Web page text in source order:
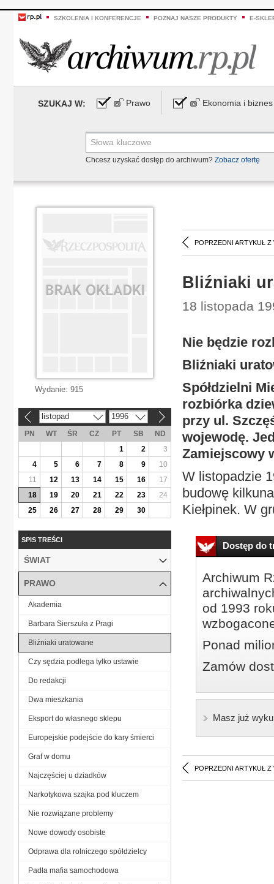
SZKOLENIA I KONFERENCJE POZNAJ NASZE PRODUKTY E-
SZUKAJ W: Prawo Ekonomia i biznes
Chcesz uzyskać dostęp do archiwum? Zobacz ofertę
POPRZEDNI ARTYKUŁ Z
Bliźniaki
18 listopada
Nie będzie
Bliźniaki
Spółdzielni
rozbiórka
przy ul.
wojewodę.
Zamiejscowy
W listopadzie
budowę
Kiełpinek. W
Dostęp do
Archiwum
od 1993
Ponad
Zamów
Masz już
POPRZEDNI ARTYKUŁ Z
Wydanie: 915
listopad 1996
PN WT ŚR CZ PT SB
ND
1
2
3
4
5 6 7 8 9
10
11
12 13 14 15 16
17
18
19 20 21 22 23
24
25
26 27 28 29 30
SPIS TREŚCI
ŚWIAT
PRAWO
Akademia
Barbara Sierszuła z Pragi
Bliźniaki uratowane
Czy sędzia podlega tylko ustawie
Do redakcji
Dwa mieszkania
Eksport do własnego sklepu
Europejskie podejście do kary śmierci
Graf w domu
Najczęściej u dziadków
Narkotykowa szajka pod kluczem
Nie rozwiązane problemy
Nowe dowody osobiste
Odprawa dla rolniczego spółdzielcy
Padła mafia samochodowa